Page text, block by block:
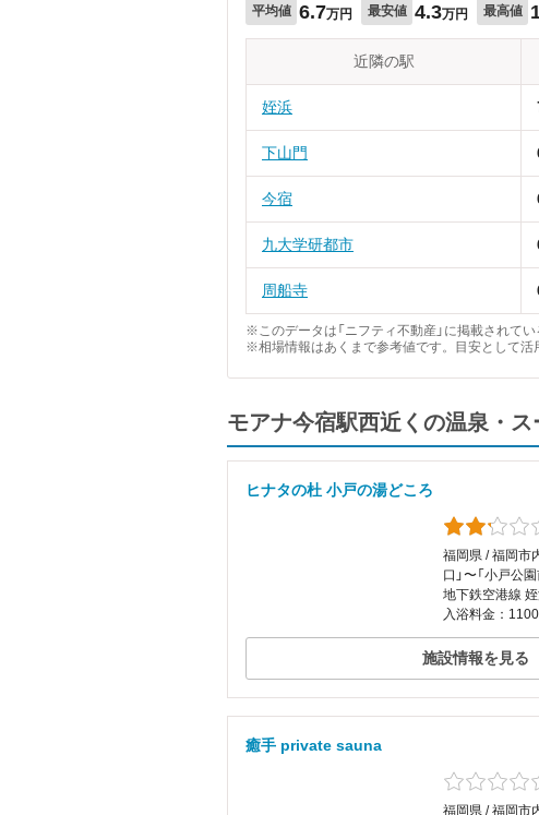
平均値 6.7万円 最安値 4.3万円 最高値
近隣の駅
姪浜
下山門
今宿
九大学研都市
周船寺
※このデータは「ニフティ不動産」に掲載されて
※相場情報はあくまで参考値です。目安として活
モアナ今宿駅西近くの温泉・
ヒナタの杜 小戸の湯どころ
福岡県 / 福岡市
口」〜「小戸公
地下鉄空港線
入浴料金：
施設情報を見る
癒手 private sauna
福岡県 / 福岡市